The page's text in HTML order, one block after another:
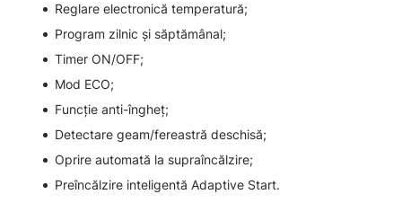
Reglare electronică temperatură;
Program zilnic și săptămânal;
Timer ON/OFF;
Mod ECO;
Funcție anti-îngheț;
Detectare geam/fereastră deschisă;
Oprire automată la supraîncălzire;
Preîncălzire inteligentă Adaptive Start.